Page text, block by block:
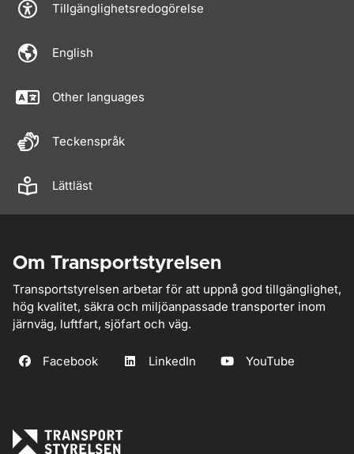
Tillgänglighetsredogörelse
English
Other languages
Teckenspråk
Lättläst
Om Transportstyrelsen
Transportstyrelsen arbetar för att uppnå god tillgänglighet,
hög kvalitet, säkra och miljöanpassade transporter inom
järnväg, luftfart, sjöfart och väg.
Facebook LinkedIn YouTube